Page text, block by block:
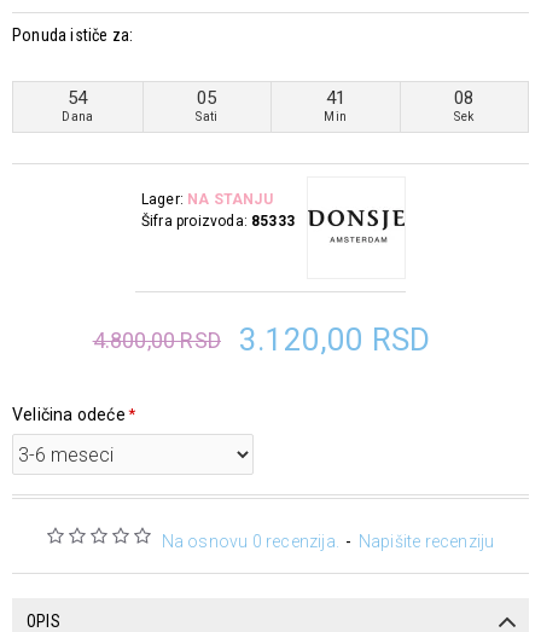
Na osnovu 0 recenzija. - Napišite recenziju
Ponuda ističe za:
54
Dana
05
Sati
41
Min
08
Sek
3.120,00 RSD
4.800,00 RSD
Lager: NA STANJU
Šifra proizvoda: 85333
Veličina odeće
OPIS